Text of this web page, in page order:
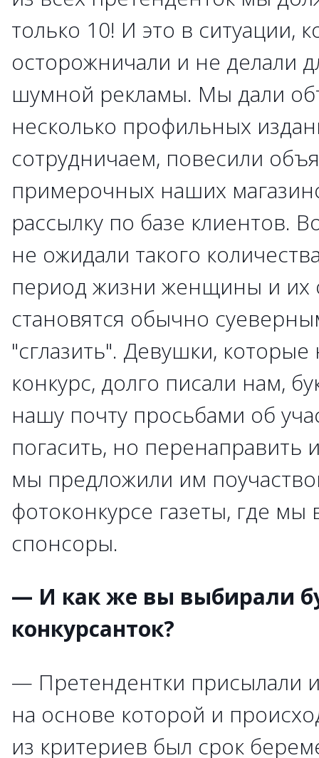
только 10! И это в ситуации,
осторожничали и не делали
шумной рекламы. Мы дали
несколько профильных
сотрудничаем, повесили
примерочных наших
рассылку по базе клиентов.
не ожидали такого
период жизни женщины и их
становятся обычно
"сглазить". Девушки,
конкурс, долго писали нам,
нашу почту просьбами об
погасить, но
мы предложили им
фотоконкурсе газеты, где мы
спонсоры.
— И как же вы выбирали
конкурсанток?
— Претендентки присылали
на основе которой и
из критериев был срок